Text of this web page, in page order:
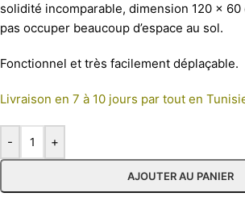
solidité incomparable, dimension 120 x
pas occuper beaucoup d’espace au sol.
Fonctionnel et très facilement déplaçable.
Livraison en 7 à 10 jours par tout en
- +
AJOUTER AU PANIER